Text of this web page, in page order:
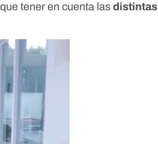
tener en cuenta lasdistintas